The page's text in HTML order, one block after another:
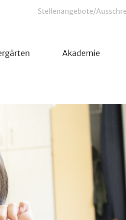
Stellenangebote/
Akademie